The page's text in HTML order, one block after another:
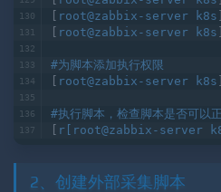
#安装python所需模块
[ root@zabbix-server k8s ]
[ root@zabbix-server k8s ]
[ root@zabbix-server k8s
#为脚本添加执行权限
[ root@zabbix-server k8s]
#执行脚本，检查脚本是否可以